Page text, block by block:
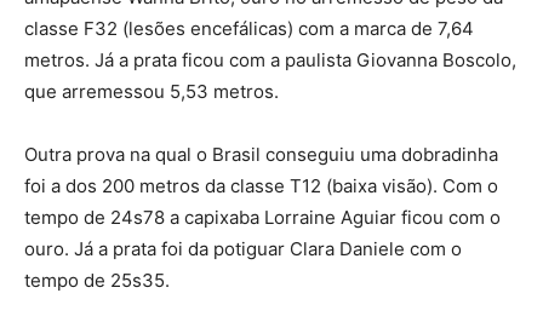
classe F32 (lesões encefálicas) com a marca de 7,64
metros. Já a prata ficou com a paulista Giovanna Boscolo,
que arremessou 5,53 metros.
Outra prova na qual o Brasil conseguiu uma dobradinha
foi a dos 200 metros da classe T12 (baixa visão). Com o
tempo de 24s78 a capixaba Lorraine Aguiar ficou com o
ouro. Já a prata foi da potiguar Clara Daniele com o
tempo de 25s35.